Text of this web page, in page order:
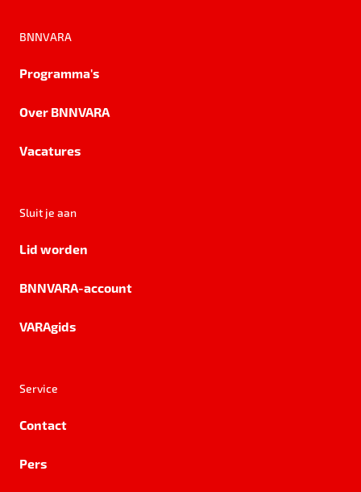
BNNVARA
Programma's
Over BNNVARA
Vacatures
Sluit je aan
Lid worden
BNNVARA-account
VARAgids
Service
Contact
Pers